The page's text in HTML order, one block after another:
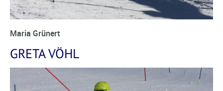
Maria Grünert
GRETA VÖHL